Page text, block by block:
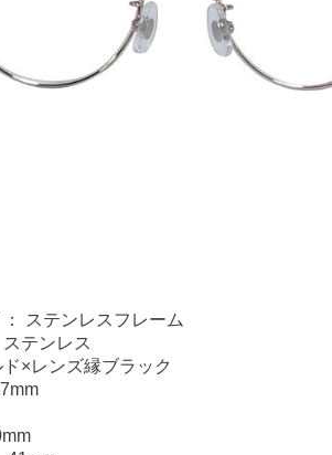
ステンレスフレーム
テンレス
×レンズ縁ブラック